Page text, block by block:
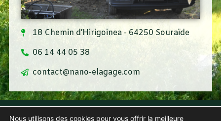
18 Chemin d’Hirigoinea - 64250 Souraïde
06 14 44 05 38
contact@nano-elagage.com
Nous utilisons des cookies pour vous offrir la meilleure